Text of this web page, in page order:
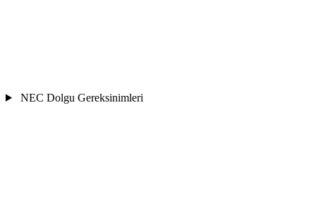
NEC Dolgu Gereksinimleri